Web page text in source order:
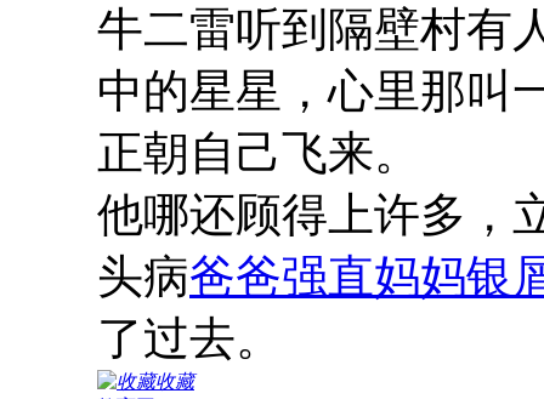
牛二雷听到隔壁村有
中的星星，心里那叫
正朝自己飞来。
他哪还顾得上许多，
头病爸爸强直妈妈银
了过去。
收藏